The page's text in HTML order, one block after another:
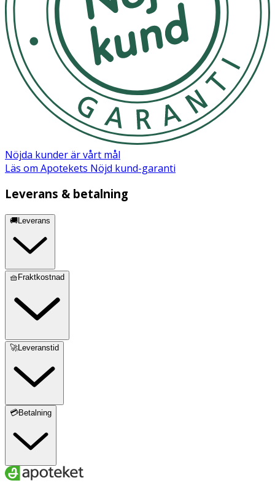
Nöjda kunder är vårt mål
Läs om Apotekets Nöjd kund-garanti
Leverans & betalning
🚚Leverans
🧺Fraktkostnad
🚀Leveranstid
💳Betalning